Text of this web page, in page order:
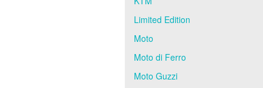
Limited Edition
Moto
Moto di Ferro
Moto Guzzi